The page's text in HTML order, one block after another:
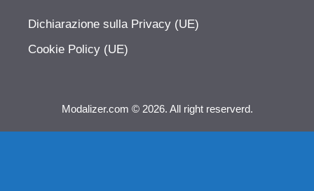
Dichiarazione sulla Privacy (UE)
Cookie Policy (UE)
Modalizer.com © 2026. All right reserverd.